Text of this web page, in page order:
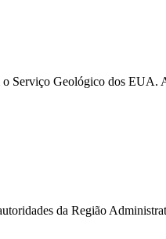
Serviço Geológico dos
da Região